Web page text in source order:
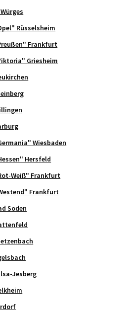
Würges
Rüsselsheim
Frankfurt
Griesheim
Wiesbaden
Hersfeld
Weiß" Frankfurt
Frankfurt
Soden
Jesberg